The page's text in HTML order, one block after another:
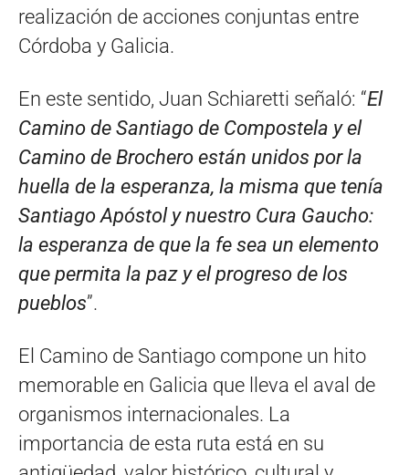
realización de acciones conjuntas entre
Córdoba y Galicia.
En este sentido, Juan Schiaretti señaló: “El
Camino de Santiago de Compostela y el
Camino de Brochero están unidos por la
huella de la esperanza, la misma que tenía
Santiago Apóstol y nuestro Cura Gaucho:
la esperanza de que la fe sea un elemento
que permita la paz y el progreso de los
pueblos”.
El Camino de Santiago compone un hito
memorable en Galicia que lleva el aval de
organismos internacionales. La
importancia de esta ruta está en su